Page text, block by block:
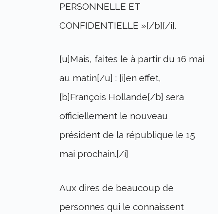
PERSONNELLE ET
CONFIDENTIELLE »[/b][/i].
[u]Mais, faites le à partir du 16 mai
au matin[/u] : [i]en effet,
[b]François Hollande[/b] sera
officiellement le nouveau
président de la république le 15
mai prochain.[/i]
Aux dires de beaucoup de
personnes qui le connaissent